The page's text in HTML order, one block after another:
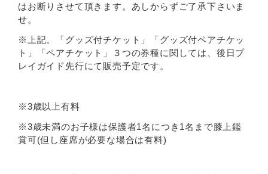
はお断りさせて頂きます。あしからずご了承下さいま
せ。
※上記。「グッズ付チケット」「グッズ付ペアチケッ
ト」「ペアチケット」３つの券種に関しては、後日プ
レイガイド先行にて販売予定です。
※3歳以上有料
※3歳未満のお子様は保護者1名につき1名まで膝上鑑
賞可(但し座席が必要な場合は有料)